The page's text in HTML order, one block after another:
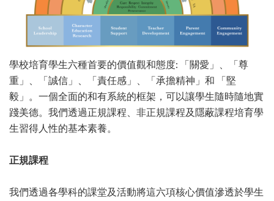
學校培育學生六種首要的價值觀和態度: 「關愛」、「尊
重」、「誠信」、「責任感」、「承擔精神」和 「堅
毅」。一個全面的和有系統的框架，可以讓學生隨時隨地實
踐美德。我們透過正規課程、非正規課程及隱蔽課程培育學
生習得人性的基本素養。
正規課程
我們透過各學科的課堂及活動將這六項核心價值滲透於學生